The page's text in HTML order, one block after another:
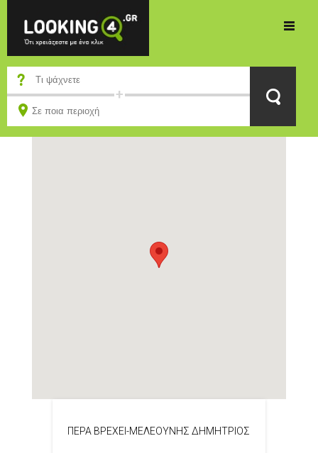
ΠΕΡΑ ΒΡΕΧΕΙ-ΜΕΛΕΟΥΝΗΣ ΔΗΜΗΤΡΙΟΣ